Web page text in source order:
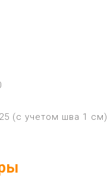
(с учетом шва 1 см)